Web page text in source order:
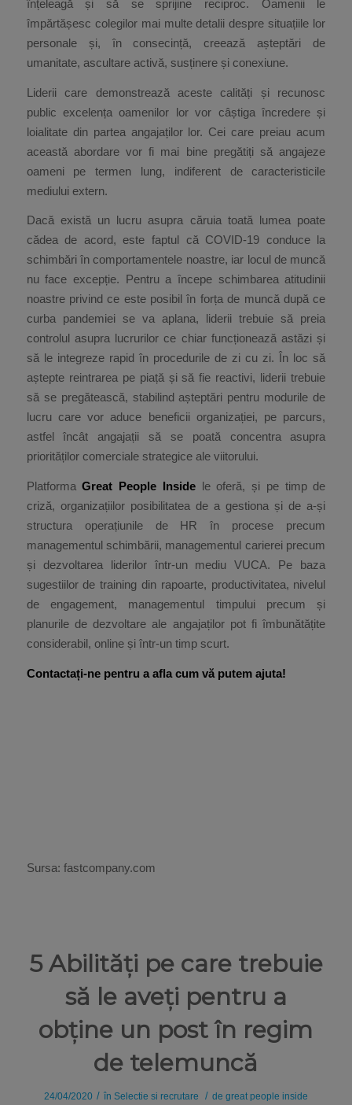
înțeleagă și să se sprijine reciproc. Oamenii le
împărtășesc colegilor mai multe detalii despre situațiile lor
personale și, în consecință, creează așteptări de
umanitate, ascultare activă, susținere și conexiune.
Liderii care demonstrează aceste calități și recunosc
public excelența oamenilor lor vor câștiga încredere și
loialitate din partea angajaților lor. Cei care preiau acum
această abordare vor fi mai bine pregătiți să angajeze
oameni pe termen lung, indiferent de caracteristicile
mediului extern.
Dacă există un lucru asupra căruia toată lumea poate
cădea de acord, este faptul că COVID-19 conduce la
schimbări în comportamentele noastre, iar locul de muncă
nu face excepție. Pentru a începe schimbarea atitudinii
noastre privind ce este posibil în forța de muncă după ce
curba pandemiei se va aplana, liderii trebuie să preia
controlul asupra lucrurilor ce chiar funcționează astăzi și
să le integreze rapid în procedurile de zi cu zi. În loc să
aștepte reintrarea pe piață și să fie reactivi, liderii trebuie
să se pregătească, stabilind așteptări pentru modurile de
lucru care vor aduce beneficii organizației, pe parcurs,
astfel încât angajații să se poată concentra asupra
priorităților comerciale strategice ale viitorului.
PlatformaGreat People Insidele oferă, și pe timp de
criză, organizațiilor posibilitatea de a gestiona și de a-și
structura operațiunile de HR în procese precum
managementul schimbării, managementul carierei precum
și dezvoltarea liderilor într-un mediu VUCA. Pe baza
sugestiilor de training din rapoarte, productivitatea, nivelul
de engagement, managementul timpului precum și
planurile de dezvoltare ale angajaților pot fi îmbunătățite
considerabil, online și într-un timp scurt.
Contactați-ne pentru a afla cum vă putem ajuta!
Sursa: fastcompany.com
5 Abilități pe care trebuie
să le aveți pentru a
obține un post în regim
de telemuncă
24/04/2020 / în Selectie si recrutare / de great people inside